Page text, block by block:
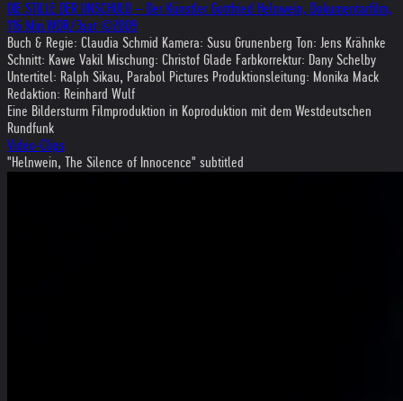
DIE STILLE DER UNSCHULD – Der Künstler Gottfried Helnwein, Dokumentarfilm,
116 Min.WDR/3sat ©2009
Buch & Regie: Claudia Schmid Kamera: Susu Grunenberg Ton: Jens Krähnke
Schnitt: Kawe Vakil Mischung: Christof Glade Farbkorrektur: Dany Schelby
Untertitel: Ralph Sikau, Parabol Pictures Produktionsleitung: Monika Mack
Redaktion: Reinhard Wulf
Eine Bildersturm Filmproduktion in Koproduktion mit dem Westdeutschen
Rundfunk
Video-Clips
"Helnwein, The Silence of Innocence" subtitled